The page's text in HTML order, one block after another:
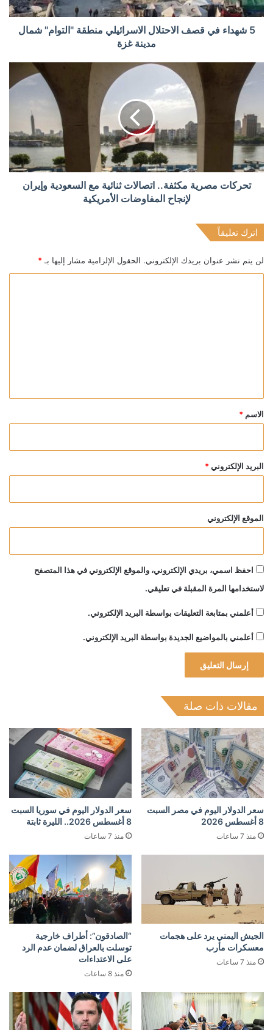
5 شهداء في قصف الاحتلال الاسرائيلي منطقة "التوام" شمال
مدينة غزة
تحركات مصرية مكثفة.. اتصالات ثنائية مع السعودية وإيران
لإنجاح المفاوضات الأمريكية
اترك تعليقاً
لن يتم نشر عنوان بريدك الإلكتروني. الحقول الإلزامية مشار إليها بـ *
*
الاسم *
البريد الإلكتروني *
الموقع الإلكتروني
احفظ اسمي، بريدي الإلكتروني، والموقع الإلكتروني في هذا المتصفح
لاستخدامها المرة المقبلة في تعليقي.
أعلمني بمتابعة التعليقات بواسطة البريد الإلكتروني.
أعلمني بالمواضيع الجديدة بواسطة البريد الإلكتروني.
مقالات ذات صلة
سعر الدولار اليوم في مصر السبت
8 أغسطس 2026
منذ 7 ساعات
سعر الدولار اليوم في سوريا السبت
8 أغسطس 2026.. الليرة ثابتة
منذ 7 ساعات
الجيش اليمني يرد على هجمات
معسكرات مأرب
منذ 7 ساعات
“الصادقون”: أطراف خارجية
توسلت بالعراق لضمان عدم الرد
على الاعتداءات
منذ 8 ساعات